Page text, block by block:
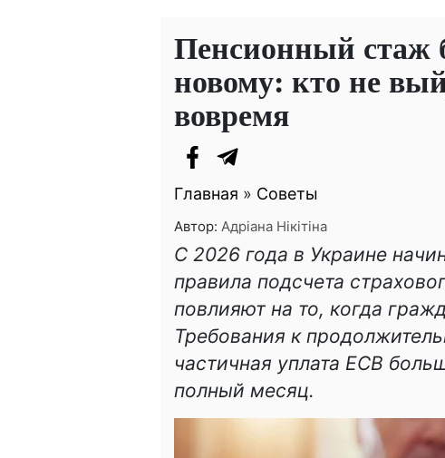
Пенсионный стаж
новому: кто не
вовремя
Главная » Советы
Автор: Адріана Нікітіна
С 2026 года в Украине
правила подсчета
повлияют на то, когда
Требования к
частичная уплата ЕСВ
полный месяц.